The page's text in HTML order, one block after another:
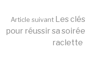
Article suivant Les clés
pour réussir sa soirée
raclette